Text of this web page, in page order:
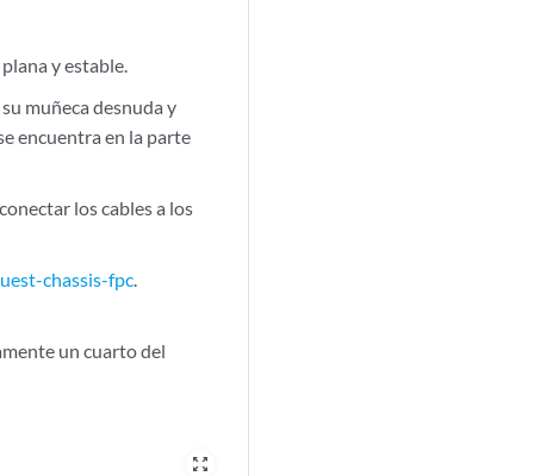
y estable.
muñeca desnuda y
encuentra en la parte
los cables a los
chassis-fpc.
un cuarto del
zoom_out_map